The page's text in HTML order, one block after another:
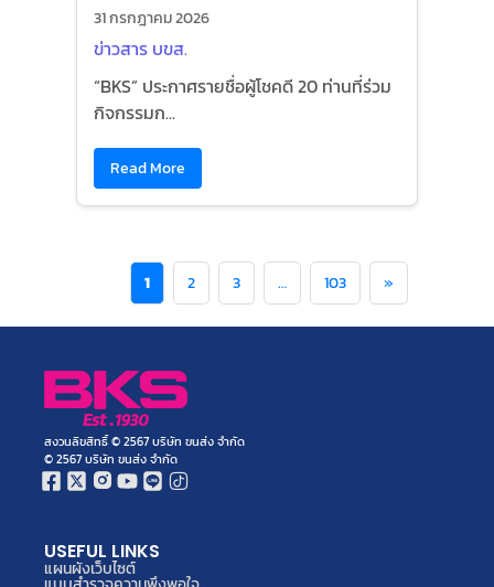
31 กรกฎาคม 2026
ข่าวสาร บขส.
“BKS” ประกาศรายชื่อผู้โชคดี 20 ท่านที่ร่วม
กิจกรรมก...
Read More
1 2 3 … 103 »
สงวนลิขสิทธิ์ © 2567 บริษัท ขนส่ง จำกัด
© 2567 บริษัท ขนส่ง จำกัด
USEFUL LINKS
แผนผังเว็บไซต์